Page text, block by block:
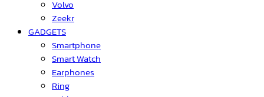
Volvo
Zeekr
GADGETS
Smartphone
Smart Watch
Earphones
Ring